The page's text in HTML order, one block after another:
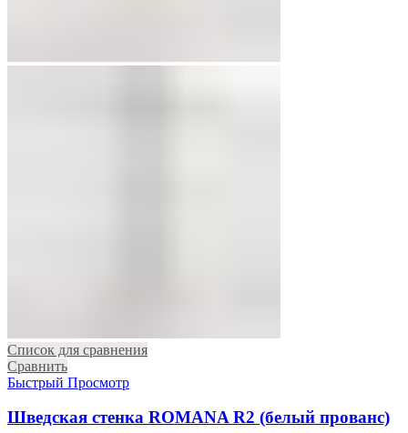
Список для сравнения
Сравнить
Быстрый Просмотр
Шведская стенка ROMANA R2 (белый прованс)